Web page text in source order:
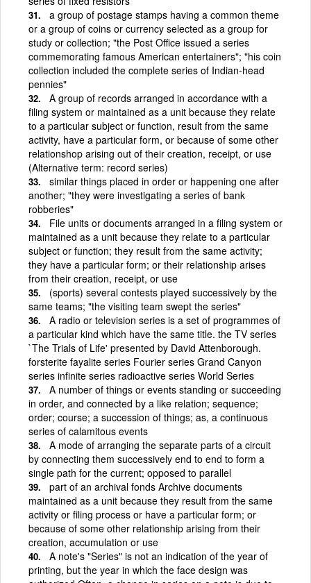
a group of postage stamps having a common theme
or a group of coins or currency selected as a group for
study or collection; "the Post Office issued a series
commemorating famous American entertainers"; "his coin
collection included the complete series of Indian-head
pennies"
A group of records arranged in accordance with a
filing system or maintained as a unit because they relate
to a particular subject or function, result from the same
activity, have a particular form, or because of some other
relationshop arising out of their creation, receipt, or use
(Alternative term: record series)
similar things placed in order or happening one after
another; "they were investigating a series of bank
robberies"
File units or documents arranged in a filing system or
maintained as a unit because they relate to a particular
subject or function; they result from the same activity;
they have a particular form; or their relationship arises
from their creation, receipt, or use
(sports) several contests played successively by the
same teams; "the visiting team swept the series"
A radio or television series is a set of programmes of
a particular kind which have the same title. the TV series
`The Trials of Life' presented by David Attenborough.
forsterite fayalite series Fourier series Grand Canyon
series infinite series radioactive series World Series
A number of things or events standing or succeeding
in order, and connected by a like relation; sequence;
order; course; a succession of things; as, a continuous
series of calamitous events
A mode of arranging the separate parts of a circuit
by connecting them successively end to end to form a
single path for the current; opposed to parallel
part of an archival fonds Archive documents
maintained as a unit because they result from the same
activity or filing process or have a particular form; or
because of some other relationship arising from their
creation, accumulation or use
A note's "Series" is not an indication of the year of
printing, but the year in which the face design was